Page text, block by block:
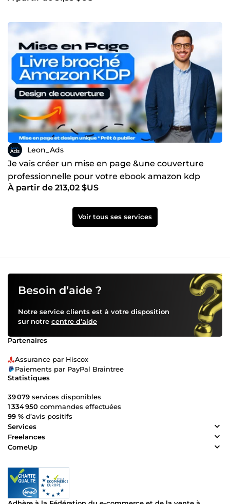
Leon_Ads
Je vais créer un mise en page &une couverture
professionnelle pour votre ebook amazon kdp
À partir de 213,02 $US
Voir tous ses services
Besoin d’aide ?
Notre service clients est à votre disposition
sur notre centre d’aide
Partenaires
Assurance par Hiscox
Paiements par PayPal Braintree
Statistiques
39 079 services disponibles
1 334 950 commandes effectuées
99 % d’avis positifs
Services
Freelances
ComeUp